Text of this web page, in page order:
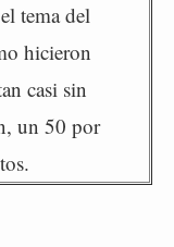
tema del
hicieron
casi sin
un 50 por